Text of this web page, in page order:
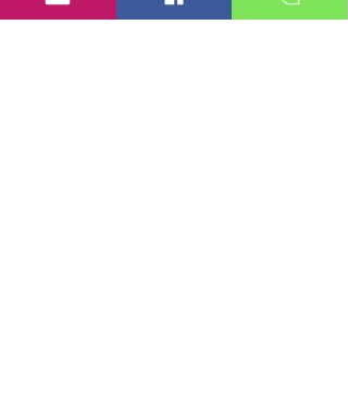
23. Strevens MJ, Lilleyman JS, Williams RB. Shwachman's